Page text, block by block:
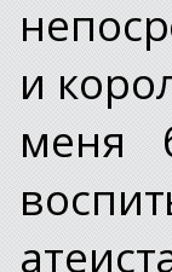
и
меня